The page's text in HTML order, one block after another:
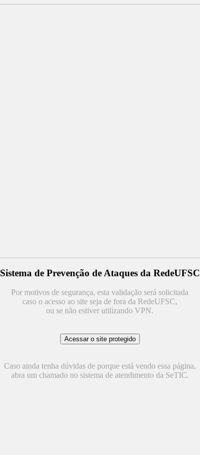
Sistema de Prevenção de Ataques da RedeUFSC
Por motivos de segurança, esta validação será solicitada
caso o acesso ao site seja de fora da RedeUFSC,
ou se não estiver utilizando VPN.
Caso ainda tenha dúvidas de porque está vendo essa página,
abra um chamado no sistema de atendimento da SeTIC.